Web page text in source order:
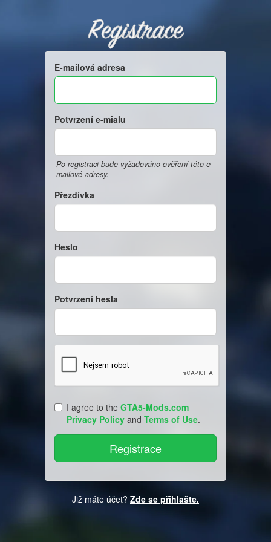
Registrace
E-mailová adresa
Potvrzení e-mialu
Po registraci bude vyžadováno ověření této e-
mailové adresy.
Přezdívka
Heslo
Potvrzení hesla
I agree to the GTA5-Mods.com
Privacy Policy and Terms of Use.
Již máte účet? Zde se přihlašte.